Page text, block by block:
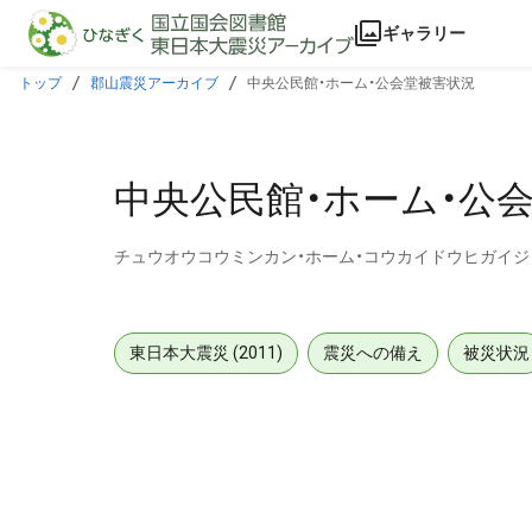
本文に飛ぶ
ギャラリー
トップ 郡山震災アーカイブ 中央公民館・ホーム・公会堂被害状況
中央公民館・ホーム・公
チュウオウコウミンカン・ホーム・コウカイドウヒガイ
東日本大震災 (2011) 震災への備え 被災状況